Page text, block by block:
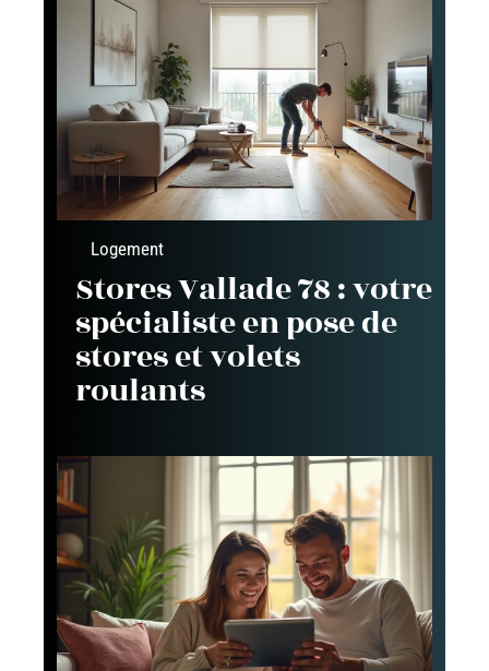
Logement
Stores Vallade 78 : votre
spécialiste en pose de
stores et volets
roulants